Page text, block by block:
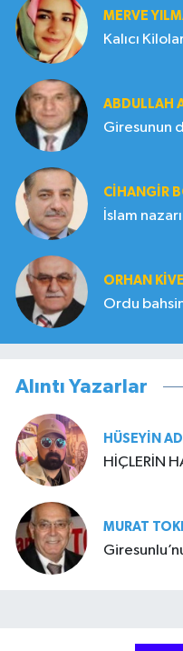
MERVE
Kalıcı
ABDULLAH
Giresunun
CIHANGIR
İslam
ORHAN
Ordu
Alıntı Yazarlar
HÜSEYIN
HİÇLERİN
MURAT